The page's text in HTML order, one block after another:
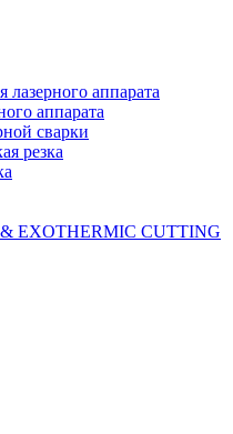
аппарата
аппарата
сварки
резка
EXOTHERMIC CUTTING